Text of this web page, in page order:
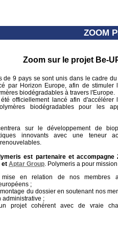
ZOOM
Zoom sur le projet Be-
de 9 pays se sont unis dans le cadre
par Horizon Europe, afin de stimuler
biodégradables à travers l'Europe.
officiellement lancé afin d'accélérer
biodégradables pour les
sur le développement de
innovants avec une teneur
est partenaire et accompagne
et Aptar Group. Polymeris a pour
en relation de nos membres
;
du dossier en soutenant nos
administrative ;
projet cohérent avec de vraie